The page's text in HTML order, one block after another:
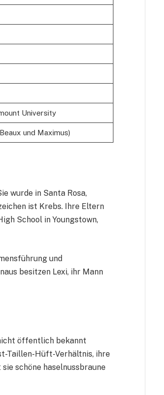
University
und Maximus)
wurde in Santa Rosa,
ist Krebs. Ihre Eltern
School in Youngstown,
und
besitzen Lexi, ihr Mann
öffentlich bekannt
Taillen-Hüft-Verhältnis, ihre
schöne haselnussbraune